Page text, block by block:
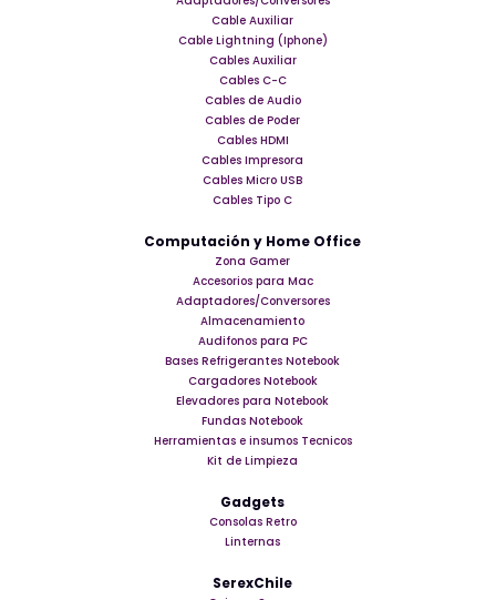
Cable Auxiliar
Cable Lightning (Iphone)
Cables Auxiliar
Cables C-C
Cables de Audio
Cables de Poder
Cables HDMI
Cables Impresora
Cables Micro USB
Cables Tipo C
Computación y Home Office
Zona Gamer
Accesorios para Mac
Adaptadores/Conversores
Almacenamiento
Audifonos para PC
Bases Refrigerantes Notebook
Cargadores Notebook
Elevadores para Notebook
Fundas Notebook
Herramientas e insumos Tecnicos
Kit de Limpieza
Gadgets
Consolas Retro
Linternas
SerexChile